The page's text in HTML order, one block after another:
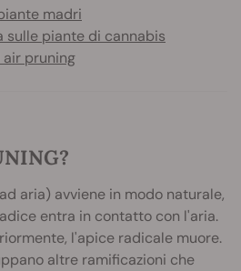
madri
sulle piante di cannabis
pruning
aria) avviene in modo naturale,
entra in contatto con l'aria.
l'apice radicale muore.
altre ramificazioni che